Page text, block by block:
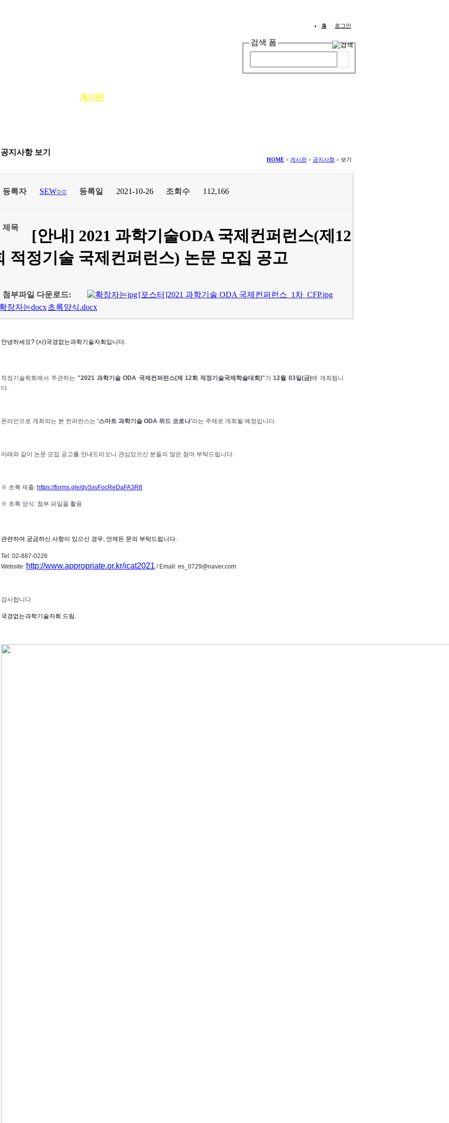
홈 로그인
검색 폼
게시판
공지사항 보기
HOME > 게시판 > 공지사항 > 보기
등록자 SEW○○ 등록일 2021-10-26 조회수 112,166
제목
[안내] 2021 과학기술ODA 국제컨퍼런스(제12
적정기술 국제컨퍼런스) 논문 모집 공고
첨부파일 다운로드:
[포스터]2021 과학기술 ODA 국제컨퍼런스_1차_CFP.jpg
초록양식.docx
안녕하세요? (사)국경없는과학기술자회입니다.
적정기술학회에서 주관하는 "2021 과학기술 ODA 국제컨퍼런스(제 12회 적정기술국제학술대회)"가12월 03일(금)에개최됩니
다.
온라인으로 개최되는 본 컨퍼런스는 '스마트 과학기술 ODA 위드 코로나'라는 주제로 개최될 예정입니다.
아래와 같이 논문 모집 공고를 안내드리오니 관심있으신 분들의 많은 참여 부탁드립니다.
※ 초록 제출: https://forms.gle/dySxvFocReDaFA3R8
※ 초록 양식: 첨부 파일을 활용
관련하여 궁금하신 사항이 있으신 경우, 언제든 문의 부탁드립니다.
Tel: 02-887-0226
Website: http://www.appropriate.or.kr/icat2021 / Email: es_0729@naver.com
감사합니다.
국경없는과학기술자회 드림.